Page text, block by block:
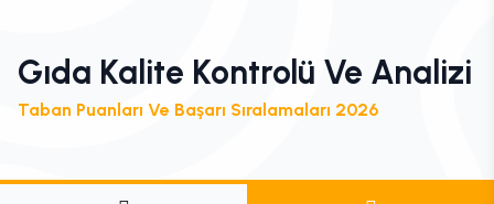
Gıda Kalite Kontrolü Ve Analizi
Taban Puanları Ve Başarı Sıralamaları 2026